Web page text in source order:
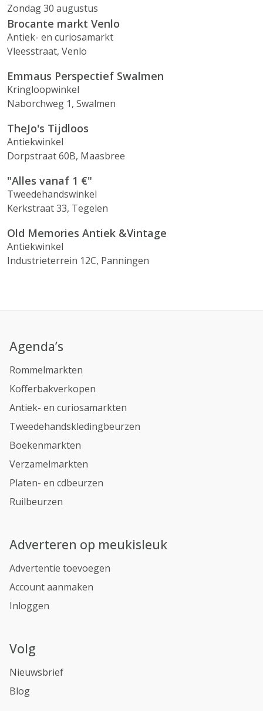
Zondag 30 augustus
Brocante markt Venlo
Antiek- en curiosamarkt
Vleesstraat, Venlo
Emmaus Perspectief Swalmen
Kringloopwinkel
Naborchweg 1, Swalmen
TheJo's Tijdloos
Antiekwinkel
Dorpstraat 60B, Maasbree
"Alles vanaf 1 €"
Tweedehandswinkel
Kerkstraat 33, Tegelen
Old Memories Antiek &Vintage
Antiekwinkel
Industrieterrein 12C, Panningen
Agenda’s
Rommelmarkten
Kofferbakverkopen
Antiek- en curiosamarkten
Tweedehandskledingbeurzen
Boekenmarkten
Verzamelmarkten
Platen- en cdbeurzen
Ruilbeurzen
Adverteren op meukisleuk
Advertentie toevoegen
Account aanmaken
Inloggen
Volg
Nieuwsbrief
Blog